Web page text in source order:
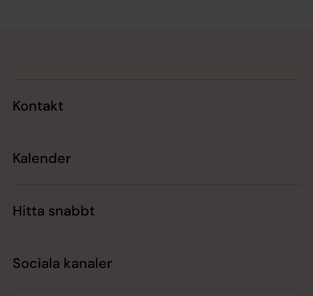
Kontakt
Kalender
Hitta snabbt
Sociala kanaler